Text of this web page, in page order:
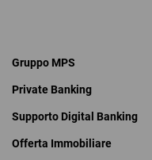
Gruppo MPS
Private Banking
Supporto Digital Banking
Offerta Immobiliare